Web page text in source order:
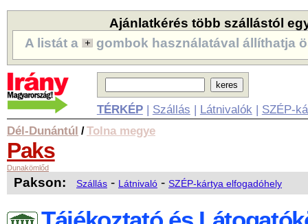
Ajánlatkérés több szállástól
A listát a
gombok használatával állíthatja
TÉRKÉP| Szállás | Látnivalók | SZÉP-
Dél-Dunántúl /Tolna megye
Paks
Dunakömlőd
Pakson: Szállás - Látnivaló - SZÉP-kártya elfogadóhely